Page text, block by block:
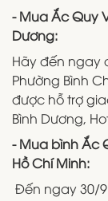
- Mua Ắc Quy
Dương:
Hãy đến ngay
Phường Bình
được hỗ trợ
Bình Dương,
- Mua bình Ắc
Hồ Chí Minh:
Đến ngay 30/9